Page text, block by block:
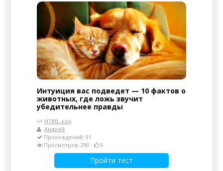
Интуиция вас подведет — 10 фактов о
животных, где ложь звучит
убедительнее правды
HTML-код
Андрей
Прохождений: 91
Просмотров: 290
0
Пройти тест